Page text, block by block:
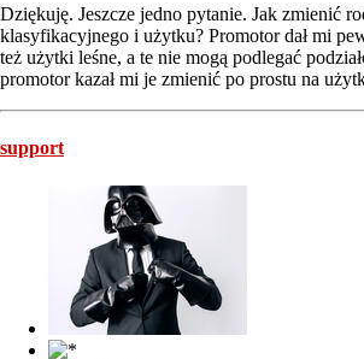
Dziękuję. Jeszcze jedno pytanie. Jak zmienić
klasyfikacyjnego i użytku? Promotor dał mi
też użytki leśne, a te nie mogą podlegać
promotor kazał mi je zmienić po prostu na
support